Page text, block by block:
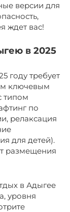
версии для
ждет вас!
в 2025
году требует
ключевым
типом
по
релаксация
для детей).
размещения
в Адыгее
уровня